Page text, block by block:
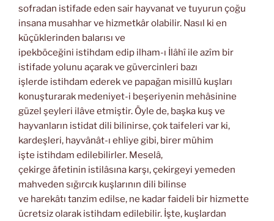
sofradan istifade eden sair hayvanat ve tuyurun çoğu
insana musahhar ve hizmetkâr olabilir. Nasıl ki en
küçüklerinden balarısı ve
ipekböceğini istihdam edip ilham-ı İlâhî ile azîm bir
istifade yolunu açarak ve güvercinleri bazı
işlerde istihdam ederek ve papağan misillü kuşları
konuşturarak medeniyet-i beşeriyenin mehâsinine
güzel şeyleri ilâve etmiştir. Öyle de, başka kuş ve
hayvanların istidat dili bilinirse, çok taifeleri var ki,
kardeşleri, hayvânât-ı ehliye gibi, birer mühim
işte istihdam edilebilirler. Meselâ,
çekirge âfetinin istilâsına karşı, çekirgeyi yemeden
mahveden sığırcık kuşlarının dili bilinse
ve harekâtı tanzim edilse, ne kadar faideli bir hizmette
ücretsiz olarak istihdam edilebilir. İşte, kuşlardan